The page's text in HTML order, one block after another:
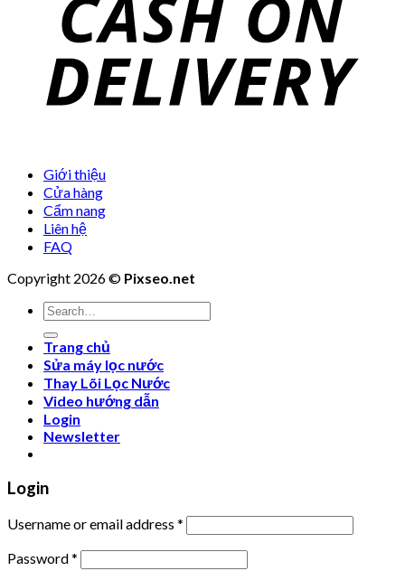
Giới thiệu
Cửa hàng
Cẩm nang
Liên hệ
FAQ
Copyright 2026 © Pixseo.net
Search
for:
Trang chủ
Sửa máy lọc nước
Thay Lõi Lọc Nước
Video hướng dẫn
Login
Newsletter
Login
Username or email address *
Password*